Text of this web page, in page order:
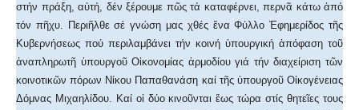
στήν πράξη, αὐτή, δέν ξέρουμε πῶς τά καταφέρνει, περνᾶ κάτω ἀπό
τόν πῆχυ. Περιῆλθε σέ γνώση μας χθές ἕνα Φύλλο Ἐφημερίδος τῆς
Κυβερνήσεως πού περιλαμβάνει τήν κοινή ὑπουργική ἀπόφαση τοῦ
ἀναπληρωτῆ ὑπουργοῦ Οἰκονομίας ἁρμοδίου γιά τήν διαχείριση τῶν
κοινοτικῶν πόρων Νίκου Παπαθανάση καί τῆς ὑπουργοῦ Οἰκογένειας
Δόμνας Μιχαηλίδου. Καί οἱ δύο κινοῦνται ἕως τώρα στίς θητεῖες τους